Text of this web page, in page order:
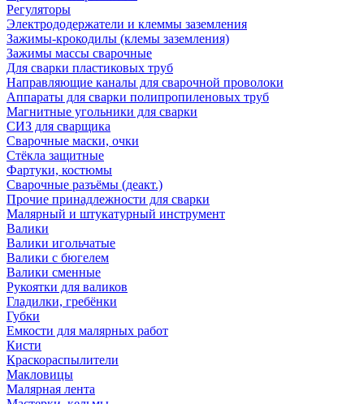
Регуляторы
Электрододержатели и клеммы заземления
Зажимы-крокодилы (клемы заземления)
Зажимы массы сварочные
Для сварки пластиковых труб
Направляющие каналы для сварочной проволоки
Аппараты для сварки полипропиленовых труб
Магнитные угольники для сварки
СИЗ для сварщика
Сварочные маски, очки
Стёкла защитные
Фартуки, костюмы
Сварочные разъёмы (деакт.)
Прочие принадлежности для сварки
Малярный и штукатурный инструмент
Валики
Валики игольчатые
Валики с бюгелем
Валики сменные
Рукоятки для валиков
Гладилки, гребёнки
Губки
Емкости для малярных работ
Кисти
Краскораспылители
Макловицы
Малярная лента